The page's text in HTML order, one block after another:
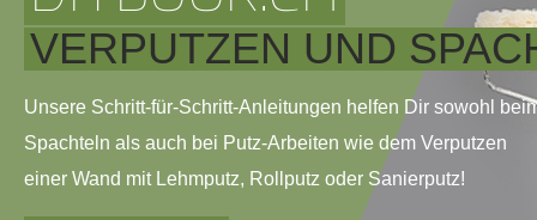
VERPUTZEN UND
Unsere Schritt-für-Schritt-Anleitungen helfen Dir sowohl
Spachteln als auch bei Putz-Arbeiten wie dem Verputzen
einer Wand mit Lehmputz, Rollputz oder Sanierputz!